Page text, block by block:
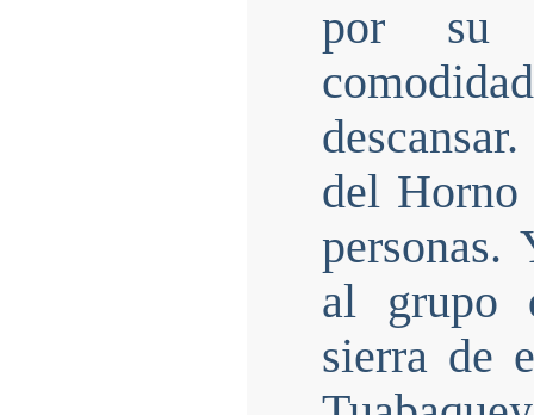
por su
del Horno
personas.
al grupo
sierra de